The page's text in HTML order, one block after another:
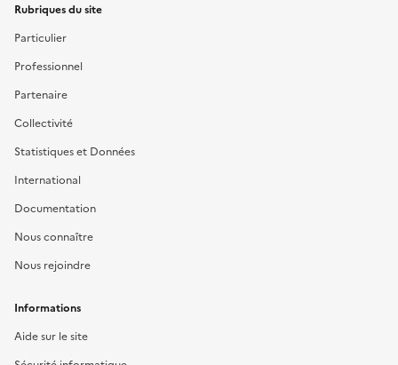
Rubriques du site
Particulier
Professionnel
Partenaire
Collectivité
Statistiques et Données
International
Documentation
Nous connaître
Nous rejoindre
Informations
Aide sur le site